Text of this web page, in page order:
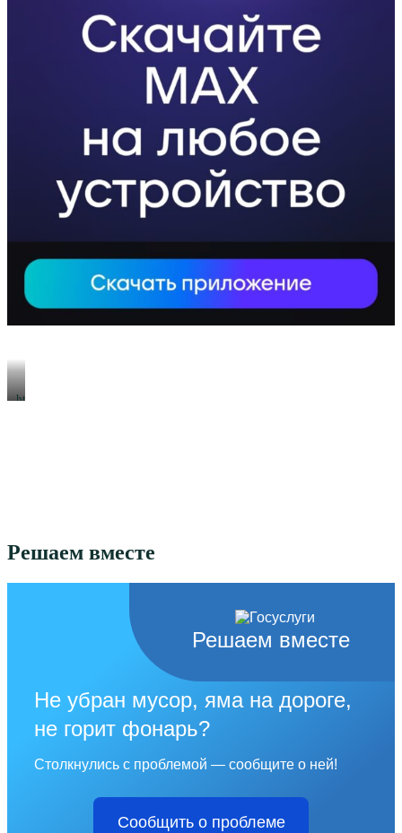
https://xn-
Решаем вместе
Решаем вместе
Не убран мусор, яма на дороге,
не горит фонарь?
Столкнулись с проблемой — сообщите о ней!
Сообщить о проблеме